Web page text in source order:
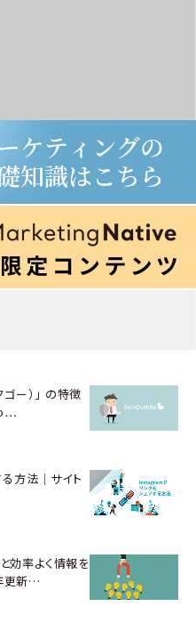
ー）」 の特徴
方法｜サイト
効率よく情報を
更新…